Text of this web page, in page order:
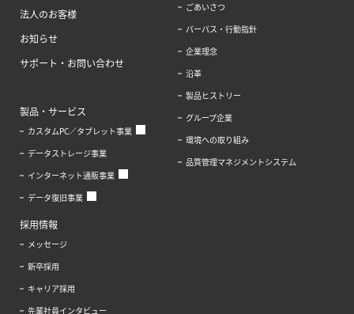
法人のお客様
お知らせ
サポート・お問い合わせ
製品・サービス
カスタムPC／タブレット事業
データストレージ事業
インターネット通販事業
データ復旧事業
ごあいさつ
パーパス・行動指針
企業理念
沿革
製品ヒストリー
グループ企業
環境への取り組み
品質管理マネジメントシステム
採用情報
メッセージ
新卒採用
キャリア採用
先輩社員インタビュー